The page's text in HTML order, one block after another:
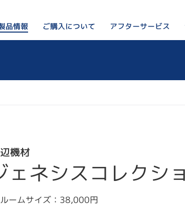
リンカルジャパンが選ばれ
品情報 ご購入について
ご購入をお考えの方はこちら
アフターサービス
機材
ネシスコレクシ
ルームサイズ：38,000円